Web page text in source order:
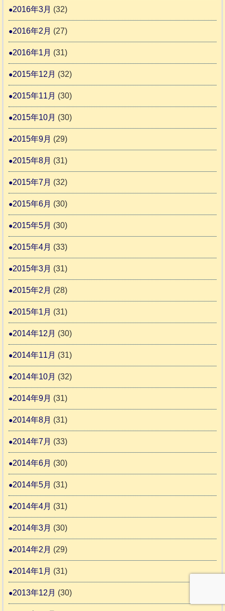
2016年3月 (32)
2016年2月 (27)
2016年1月 (31)
2015年12月 (32)
2015年11月 (30)
2015年10月 (30)
2015年9月 (29)
2015年8月 (31)
2015年7月 (32)
2015年6月 (30)
2015年5月 (30)
2015年4月 (33)
2015年3月 (31)
2015年2月 (28)
2015年1月 (31)
2014年12月 (30)
2014年11月 (31)
2014年10月 (32)
2014年9月 (31)
2014年8月 (31)
2014年7月 (33)
2014年6月 (30)
2014年5月 (31)
2014年4月 (31)
2014年3月 (30)
2014年2月 (29)
2014年1月 (31)
2013年12月 (30)